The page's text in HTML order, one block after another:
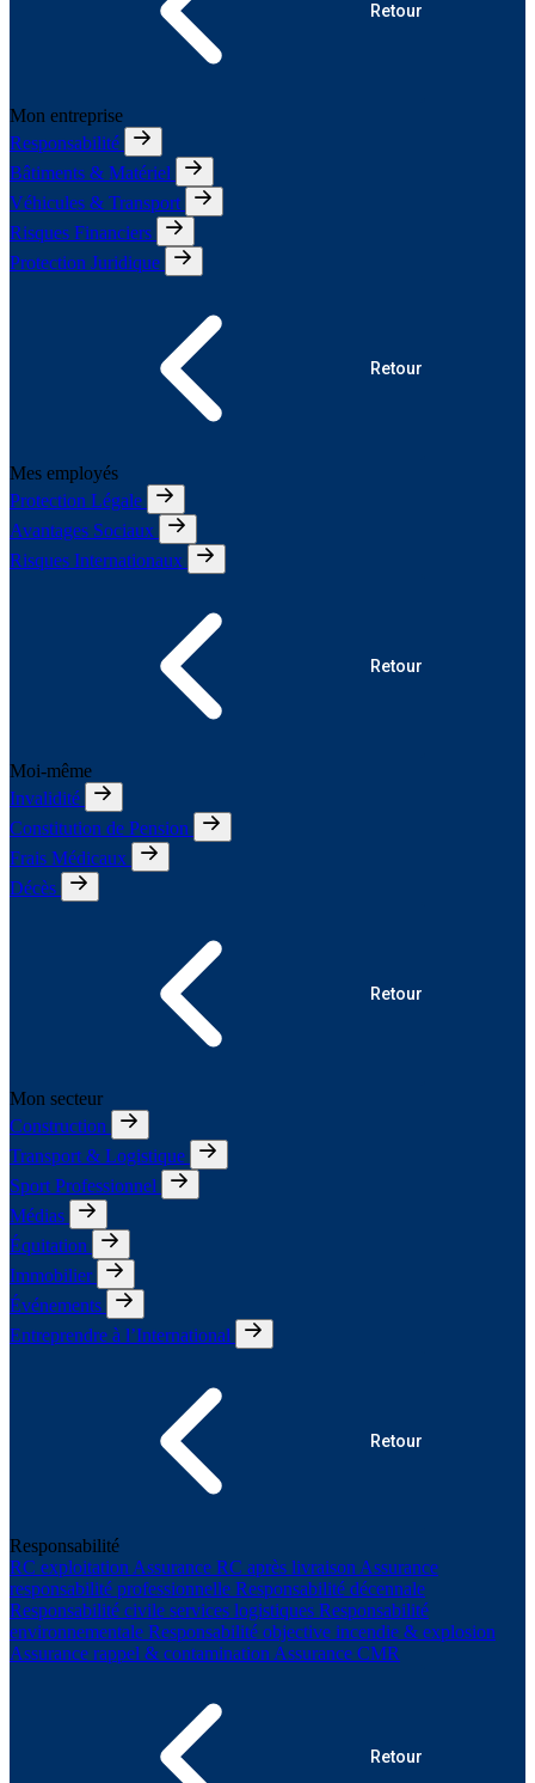
Retour
Mon entreprise
Responsabilité
Bâtiments & Matériel
Véhicules & Transport
Risques Financiers
Protection Juridique
Retour
Mes employés
Protection Légale
Avantages Sociaux
Risques Internationaux
Retour
Moi-même
Invalidité
Constitution de Pension
Frais Médicaux
Décès
Retour
Mon secteur
Construction
Transport & Logistique
Sport Professionnel
Médias
Équitation
Immobilier
Événements
Entreprendre à l’International
Retour
Responsabilité
RC exploitation Assurance RC après livraison Assurance
responsabilité professionnelle Responsabilité décennale
Responsabilité civile services logistiques Responsabilité
environnementale Responsabilité objective incendie & explosion
Assurance rappel & contamination Assurance CMR
Retour